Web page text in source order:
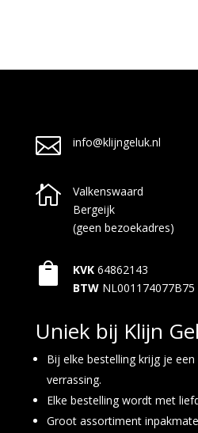
 info@klijngeluk.nl

Valkenswaard
Bergeijk
(geen bezoekadres)
 KVK 64862143
BTW NL001174077B75
Uniek bij Klijn
Bij elke bestelling krijg je een
verrassing.
Elke bestelling wordt met
Groot assortiment